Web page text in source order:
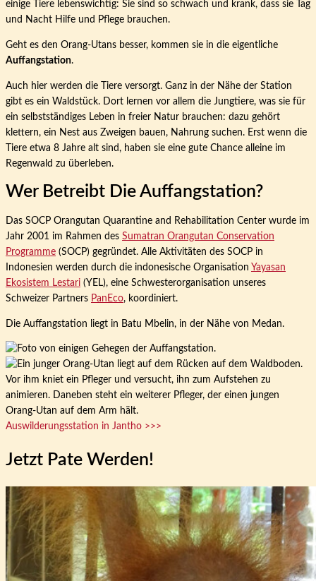
einige Tiere lebenswichtig: Sie sind so schwach und krank, dass sie Tag
und Nacht Hilfe und Pflege brauchen.
Geht es den Orang-Utans besser, kommen sie in die eigentliche
Auffangstation.
Auch hier werden die Tiere versorgt. Ganz in der Nähe der Station
gibt es ein Waldstück. Dort lernen vor allem die Jungtiere, was sie für
ein selbstständiges Leben in freier Natur brauchen: dazu gehört
klettern, ein Nest aus Zweigen bauen, Nahrung suchen. Erst wenn die
Tiere etwa 8 Jahre alt sind, haben sie eine gute Chance alleine im
Regenwald zu überleben.
Wer Betreibt Die Auffangstation?
Das SOCP Orangutan Quarantine and Rehabilitation Center wurde im
Jahr 2001 im Rahmen des Sumatran Orangutan Conservation
Programme (SOCP) gegründet. Alle Aktivitäten des SOCP in
Indonesien werden durch die indonesische Organisation Yayasan
Ekosistem Lestari (YEL), eine Schwesterorganisation unseres
Schweizer Partners PanEco, koordiniert.
Die Auffangstation liegt in Batu Mbelin, in der Nähe von Medan.
Auswilderungsstation in Jantho >>>
Jetzt Pate Werden!